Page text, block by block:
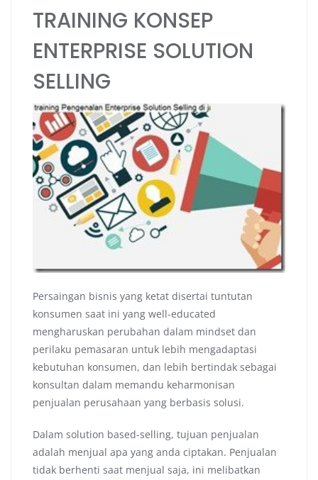
TRAINING KONSEP
ENTERPRISE SOLUTION
SELLING
Persaingan bisnis yang ketat disertai tuntutan
konsumen saat ini yang well-educated
mengharuskan perubahan dalam mindset dan
perilaku pemasaran untuk lebih mengadaptasi
kebutuhan konsumen, dan lebih bertindak sebagai
konsultan dalam memandu keharmonisan
penjualan perusahaan yang berbasis solusi.
Dalam solution based-selling, tujuan penjualan
adalah menjual apa yang anda ciptakan. Penjualan
tidak berhenti saat menjual saja, ini melibatkan